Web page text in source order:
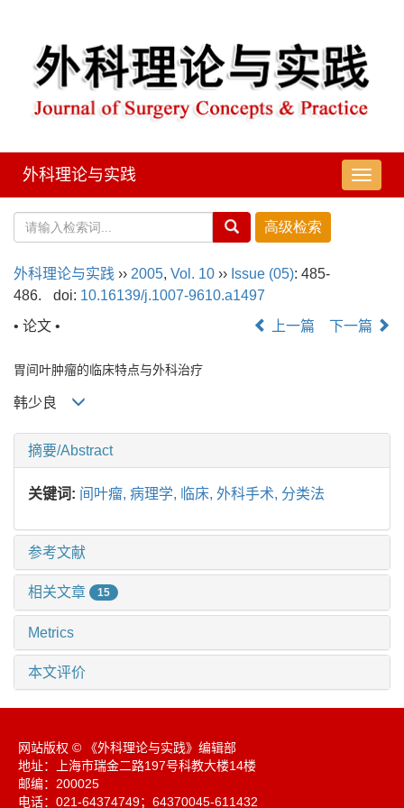
导
航
外科理论与实践
外科理论与实践 ›› 2005, Vol. 10 ›› Issue (05): 485-
486.
doi: 10.16139/j.1007-9610.a1497
• 论文 •
上一篇 下一篇
胃间叶肿瘤的临床特点与外科治疗
韩少良
摘要/Abstract
关键词: 间叶瘤, 病理学, 临床, 外科手术, 分类法
参考文献
相关文章 15
Metrics
本文评价
网站版权 © 《外科理论与实践》编辑部
地址：上海市瑞金二路197号科教大楼14楼
邮编：200025
电话：021-64374749；64370045-611432